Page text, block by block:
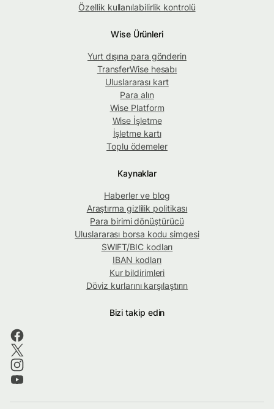
Özellik kullanılabilirlik kontrolü
Wise Ürünleri
Yurt dışına para gönderin
TransferWise hesabı
Uluslararası kart
Para alın
Wise Platform
Wise İşletme
İşletme kartı
Toplu ödemeler
Kaynaklar
Haberler ve blog
Araştırma gizlilik politikası
Para birimi dönüştürücü
Uluslararası borsa kodu simgesi
SWIFT/BIC kodları
IBAN kodları
Kur bildirimleri
Döviz kurlarını karşılaştırın
Bizi takip edin